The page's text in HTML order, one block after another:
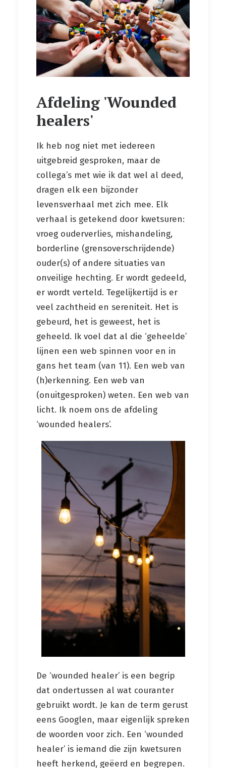
Afdeling 'Wounded
healers'
Ik heb nog niet met iedereen
uitgebreid gesproken, maar de
collega’s met wie ik dat wel al deed,
dragen elk een bijzonder
levensverhaal met zich mee. Elk
verhaal is getekend door kwetsuren:
vroeg ouderverlies, mishandeling,
borderline (grensoverschrijdende)
ouder(s) of andere situaties van
onveilige hechting. Er wordt gedeeld,
er wordt verteld. Tegelijkertijd is er
veel zachtheid en sereniteit. Het is
gebeurd, het is geweest, het is
geheeld. Ik voel dat al die ‘geheelde’
lijnen een web spinnen voor en in
gans het team (van 11). Een web van
(h)erkenning. Een web van
(onuitgesproken) weten. Een web van
licht. Ik noem ons de afdeling
‘wounded healers’.
De ‘wounded healer’ is een begrip
dat ondertussen al wat couranter
gebruikt wordt. Je kan de term gerust
eens Googlen, maar eigenlijk spreken
de woorden voor zich. Een ‘wounded
healer’ is iemand die zijn kwetsuren
heeft herkend, geëerd en begrepen.